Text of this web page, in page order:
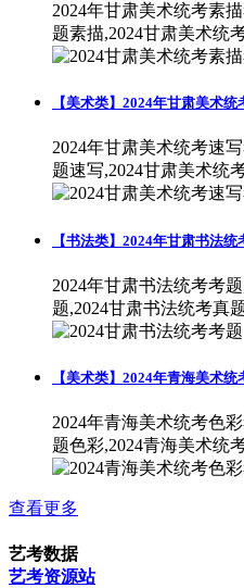
2024年甘肃美术统考素
题素描,2024甘肃美术统
【美术类】2024年甘肃美术统
2024年甘肃美术统考速
题速写,2024甘肃美术统
【书法类】2024年甘肃书法统
2024年甘肃书法统考考
题,2024甘肃书法统考真
【美术类】2024年青海美术统
2024年青海美术统考色
题色彩,2024青海美术统
查看更多
艺考数据
艺考资源站